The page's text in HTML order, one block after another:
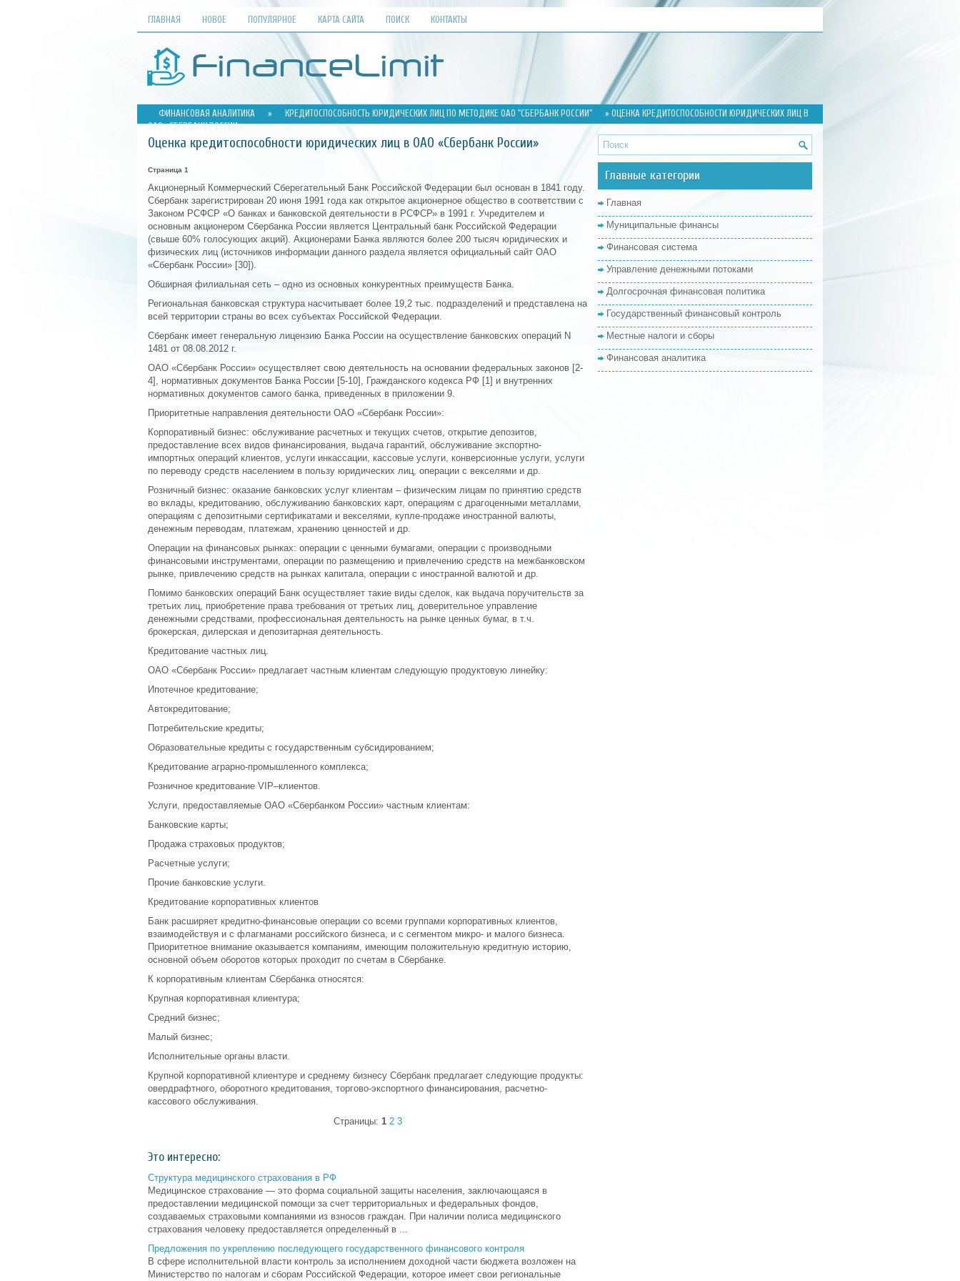
ГЛАВНАЯ НОВОЕ ПОПУЛЯРНОЕ КАРТА САЙТА ПОИСК КОНТАКТЫ
ФИНАНСОВАЯ АНАЛИТИКА » КРЕДИТОСПОСОБНОСТЬ ЮРИДИЧЕСКИХ ЛИЦ ПО МЕТОДИКЕ ОАО "СБЕРБАНК РОССИИ"
» ОЦЕНКА КРЕДИТОСПОСОБНОСТИ ЮРИДИЧЕСКИХ ЛИЦ В
ОАО «СБЕРБАНК РОССИИ»
Оценка кредитоспособности юридических лиц в ОАО «Сбербанк России»
Страница 1
Акционерный Коммерческий Сберегательный Банк Российской Федерации был основан в 1841 году.
Сбербанк зарегистрирован 20 июня 1991 года как открытое акционерное общество в соответствии с
Законом РСФСР «О банках и банковской деятельности в РСФСР» в 1991 г. Учредителем и
основным акционером Сбербанка России является Центральный банк Российской Федерации
(свыше 60% голосующих акций). Акционерами Банка являются более 200 тысяч юридических и
физических лиц (источников информации данного раздела является официальный сайт ОАО
«Сбербанк России» [30]).
Обширная филиальная сеть – одно из основных конкурентных преимуществ Банка.
Региональная банковская структура насчитывает более 19,2 тыс. подразделений и представлена на
всей территории страны во всех субъектах Российской Федерации.
Сбербанк имеет генеральную лицензию Банка России на осуществление банковских операций N
1481 от 08.08.2012 г.
ОАО «Сбербанк России» осуществляет свою деятельность на основании федеральных законов [2-
4], нормативных документов Банка России [5-10], Гражданского кодекса РФ [1] и внутренних
нормативных документов самого банка, приведенных в приложении 9.
Приоритетные направления деятельности ОАО «Сбербанк России»:
Корпоративный бизнес: обслуживание расчетных и текущих счетов, открытие депозитов,
предоставление всех видов финансирования, выдача гарантий, обслуживание экспортно-
импортных операций клиентов, услуги инкассации, кассовые услуги, конверсионные услуги, услуги
по переводу средств населением в пользу юридических лиц, операции с векселями и др.
Розничный бизнес: оказание банковских услуг клиентам – физическим лицам по принятию средств
во вклады, кредитованию, обслуживанию банковских карт, операциям с драгоценными металлами,
операциям с депозитными сертификатами и векселями, купле-продаже иностранной валюты,
денежным переводам, платежам, хранению ценностей и др.
Операции на финансовых рынках: операции с ценными бумагами, операции с производными
финансовыми инструментами, операции по размещению и привлечению средств на межбанковском
рынке, привлечению средств на рынках капитала, операции с иностранной валютой и др.
Помимо банковских операций Банк осуществляет такие виды сделок, как выдача поручительств за
третьих лиц, приобретение права требования от третьих лиц, доверительное управление
денежными средствами, профессиональная деятельность на рынке ценных бумаг, в т.ч.
брокерская, дилерская и депозитарная деятельность.
Кредитование частных лиц.
ОАО «Сбербанк России» предлагает частным клиентам следующую продуктовую линейку:
Ипотечное кредитование;
Автокредитование;
Потребительские кредиты;
Образовательные кредиты с государственным субсидированием;
Кредитование аграрно-промышленного комплекса;
Розничное кредитование VIP–клиентов.
Услуги, предоставляемые ОАО «Сбербанком России» частным клиентам:
Банковские карты;
Продажа страховых продуктов;
Расчетные услуги;
Прочие банковские услуги.
Кредитование корпоративных клиентов
Банк расширяет кредитно-финансовые операции со всеми группами корпоративных клиентов,
взаимодействуя и с флагманами российского бизнеса, и с сегментом микро- и малого бизнеса.
Приоритетное внимание оказывается компаниям, имеющим положительную кредитную историю,
основной объем оборотов которых проходит по счетам в Сбербанке.
К корпоративным клиентам Сбербанка относятся:
Крупная корпоративная клиентура;
Средний бизнес;
Малый бизнес;
Исполнительные органы власти.
Крупной корпоративной клиентуре и среднему бизнесу Сбербанк предлагает следующие продукты:
овердрафтного, оборотного кредитования, торгово-экспортного финансирования, расчетно-
кассового обслуживания.
Страницы: 1 2 3
Это интересно:
Структура медицинского страхования в РФ
Медицинское страхование — это форма социальной защиты населения, заключающаяся в
предоставлении медицинской помощи за счет территориальных и федеральных фондов,
создаваемых страховыми компаниями из взносов граждан. При наличии полиса медицинского
страхования человеку предоставляется определенный в ...
Предложения по укреплению последующего государственного финансового контроля
В сфере исполнительной власти контроль за исполнением доходной части бюджета возложен на
Министерство по налогам и сборам Российской Федерации, которое имеет свои региональные
Главные категории
Главная
Муниципальные финансы
Финансовая система
Управление денежными потоками
Долгосрочная финансовая политика
Государственный финансовый контроль
Местные налоги и сборы
Финансовая аналитика